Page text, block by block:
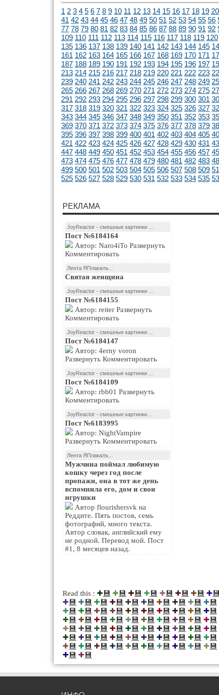
1 2 3 4 5 6 7 8 9 10 11 12 13 14 15 16 17 18 19 20
41 42 43 44 45 46 47 48 49 50 51 52 53 54 55 56
77 78 79 80 81 82 83 84 85 86 87 88 89 90 91 92
109 110 111 112 113 114 115 116 117 118 119 120
135 136 137 138 139 140 141 142 143 144 145
161 162 163 164 165 166 167 168 169 170 171
187 188 189 190 191 192 193 194 195 196 197
213 214 215 216 217 218 219 220 221 222 223
239 240 241 242 243 244 245 246 247 248 249
265 266 267 268 269 270 271 272 273 274 275
291 292 293 294 295 296 297 298 299 300 301
317 318 319 320 321 322 323 324 325 326 327
343 344 345 346 347 348 349 350 351 352 353
369 370 371 372 373 374 375 376 377 378 379
395 396 397 398 399 400 401 402 403 404 405
421 422 423 424 425 426 427 428 429 430 431
447 448 449 450 451 452 453 454 455 456 457
473 474 475 476 477 478 479 480 481 482 483
499 500 501 502 503 504 505 506 507 508 509
525 526 527 528 529 530 531 532 533 534 535
РЕКЛАМА
JoyReactor - смешные картинки ...
Пост №6184164
Комментировать
Лента ЯПлакалъ...
Святая женщина
JoyReactor - смешные картинки ...
Пост №6184155
Комментировать
JoyReactor - смешные картинки ...
Пост №6184147
Развернуть Комментировать
JoyReactor - смешные картинки ...
Пост №6184109
Комментировать
JoyReactor - смешные картинки ...
Пост №6183995
Развернуть Комментировать
Лента ЯПлакалъ...
Мужчина поймал любимую
кошку через год после
пропажи, она в тот же день
вспомнила его, дом и свои
игрушки
Реддите. Пять постов, семь
фотографий, много текста.
Автор словак, английский ему
не родной. Перевод мой. Пост
#1, 8 месяцев назад.
Read this : ✚💾 ✚💾 ✚💾 ✚💾 ✚💾 ✚💾 ✚💾 ✚
✚💾 ✚💾 ✚💾 ✚💾 ✚💾 ✚💾 ✚💾 ✚💾 ✚💾 ✚💾
✚💾 ✚💾 ✚💾 ✚💾 ✚💾 ✚💾 ✚💾 ✚💾 ✚💾 ✚💾
✚💾 ✚💾 ✚💾 ✚💾 ✚💾 ✚💾 ✚💾 ✚💾 ✚💾 ✚💾
✚💾 ✚💾 ✚💾 ✚💾 ✚💾 ✚💾 ✚💾 ✚💾 ✚💾 ✚💾
✚💾 ✚💾 ✚💾 ✚💾 ✚💾 ✚💾 ✚💾 ✚💾 ✚💾 ✚💾
✚💾 ✚💾 ✚💾 ✚💾 ✚💾 ✚💾 ✚💾 ✚💾 ✚💾 ✚💾
✚💾 ✚💾